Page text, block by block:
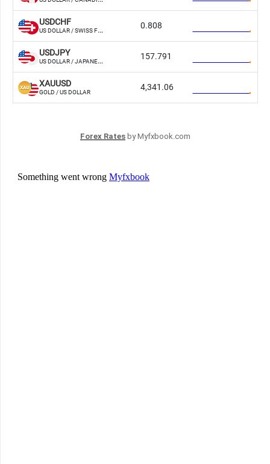
Forex Rates by Myfxbook.com